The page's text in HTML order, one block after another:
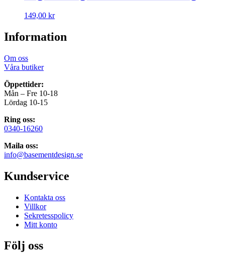
149,00 kr
Information
Om oss
Våra butiker
Öppettider:
Mån – Fre 10-18
Lördag 10-15
Ring oss:
0340-16260
Maila oss:
info@basementdesign.se
Kundservice
Kontakta oss
Villkor
Sekretesspolicy
Mitt konto
Följ oss